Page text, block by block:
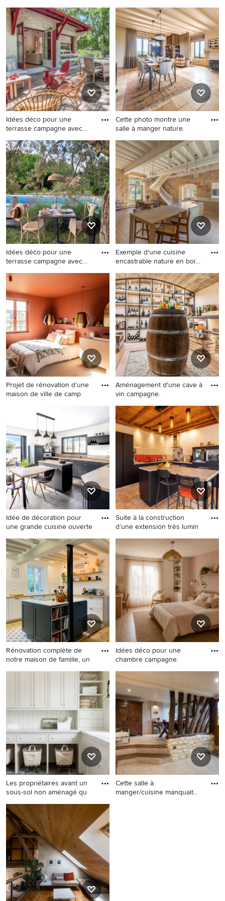
Cette image montre un salon
rustique de taille moyenne et
ouvert avec un sol en
carrelage de céramique,
aucune cheminée, aucun
téléviseur, un sol beige,
poutres apparentes, un mur
en pierre et un mur beige.
Idée de décoration pour une
cuisine champêtre.
Idées déco pour une
terrasse campagne avec
Idées déco pour une terrasse
campagne avec aucune
couverture.
Cette photo montre une
salle à manger nature.
Cette photo montre une salle
à manger nature.
Idées déco pour une
terrasse campagne avec
Idées déco pour une terrasse
campagne avec aucune
couverture.
Exemple d'une cuisine
encastrable nature en bois
Exemple d'une cuisine
encastrable nature en bois
clair avec un évier encastré,
un placard à porte
affleurante, une crédence
blanche, parquet clair, îlot, un
plan de travail blanc et
poutres apparentes.
Projet de rénovation d’une
maison de ville de camp
chambre nature.
Aménagement d'une cave à
vin campagne.
Aménagement d'une cave à
vin campagne.
Idée de décoration pour
une grande cuisine ouverte
Idée de décoration pour une
grande cuisine ouverte
encastrable champêtre en U
avec un évier encastré, un
placard à porte affleurante,
des portes de placard noires,
un plan de travail en bois,
une crédence beige, une
crédence en bois, un sol en
carrelage de céramique, îlot,
un sol beige et un plan de
travail beige.
Suite à la construction
d’une extension très lumin
Réalisation d'une grande
cuisine champêtre avec îlot.
Rénovation complète de
notre maison de famille, un
Exemple d'une grande
Idées déco pour une
chambre campagne.
Idées déco pour une
chambre campagne.
Les propriétaires avant un
sous-sol non aménagé qu
Exemple d'une buanderie
nature de taille moyenne.
Cette salle à
manger/cuisine manquait